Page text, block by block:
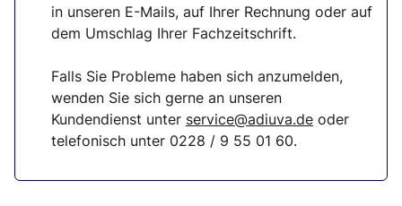
in unseren E-Mails, auf Ihrer Rechnung oder auf
dem Umschlag Ihrer Fachzeitschrift.
Falls Sie Probleme haben sich anzumelden,
wenden Sie sich gerne an unseren
Kundendienst unter service@adiuva.de oder
telefonisch unter 0228 / 9 55 01 60.